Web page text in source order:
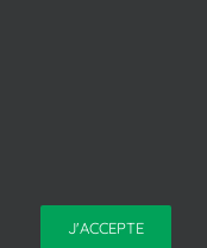
J'ACCEPTE